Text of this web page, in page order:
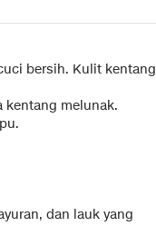
bersih. Kulit kentang
kentang melunak.
dan lauk yang